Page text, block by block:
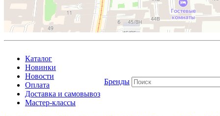
Каталог
Новинки
Новости
Оплата
Доставка и самовывоз
Мастер-классы
Бренды